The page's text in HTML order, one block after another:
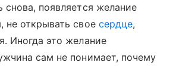
снова, появляется желание
не открывать свое сердце,
Иногда это желание
сам не понимает, почему